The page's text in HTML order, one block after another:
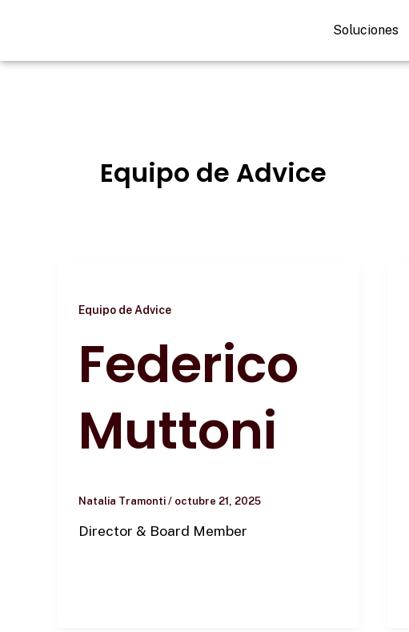
Soluciones
Equipo de Advice
Equipo de Advice
Federico
Muttoni
Natalia Tramonti/ octubre 21, 2025
Director & Board Member